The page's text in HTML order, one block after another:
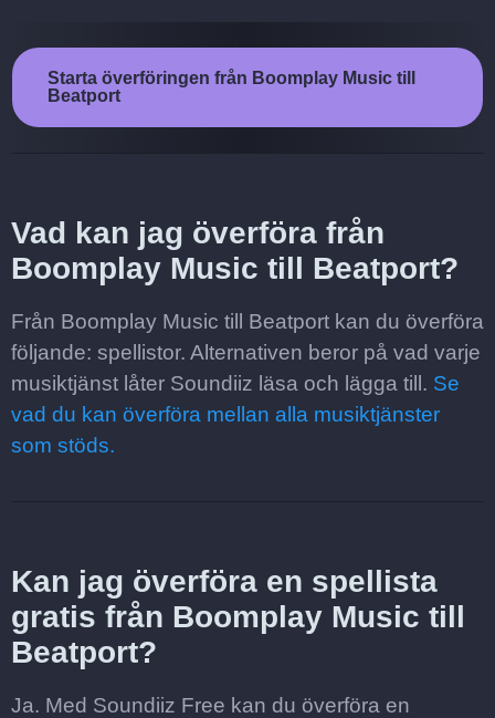
Starta överföringen från Boomplay Music till
Beatport
Vad kan jag överföra från
Boomplay Music till Beatport?
Från Boomplay Music till Beatport kan du överföra
följande: spellistor. Alternativen beror på vad varje
musiktjänst låter Soundiiz läsa och lägga till. Se
vad du kan överföra mellan alla musiktjänster
som stöds.
Kan jag överföra en spellista
gratis från Boomplay Music till
Beatport?
Ja. Med Soundiiz Free kan du överföra en